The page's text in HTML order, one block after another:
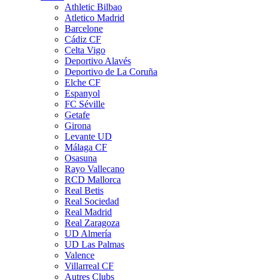
Athletic Bilbao
Atletico Madrid
Barcelone
Cádiz CF
Celta Vigo
Deportivo Alavés
Deportivo de La Coruña
Elche CF
Espanyol
FC Séville
Getafe
Girona
Levante UD
Málaga CF
Osasuna
Rayo Vallecano
RCD Mallorca
Real Betis
Real Sociedad
Real Madrid
Real Zaragoza
UD Almería
UD Las Palmas
Valence
Villarreal CF
Autres Clubs